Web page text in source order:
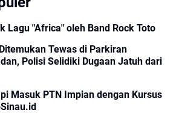
Lagu "Africa" oleh Band Rock Toto
Tewas di Parkiran
Polisi Selidiki Dugaan Jatuh dari
Masuk PTN Impian dengan Kursus